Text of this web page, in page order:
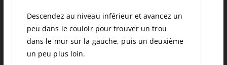
Descendez au niveau inférieur et avancez un
peu dans le couloir pour trouver un trou
dans le mur sur la gauche, puis un deuxième
un peu plus loin.